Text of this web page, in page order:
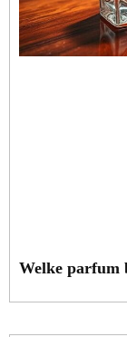
Welke parfum